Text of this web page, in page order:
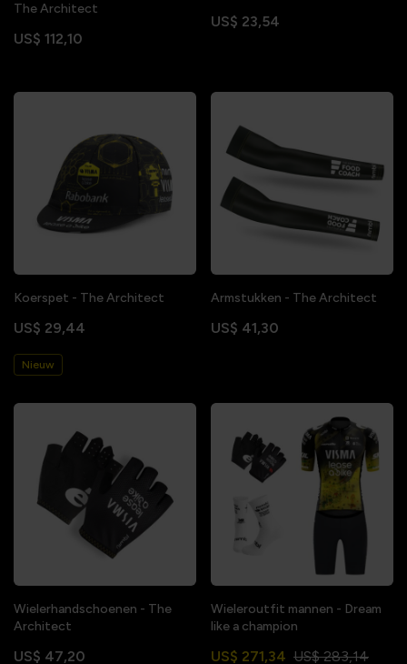
The Architect
US$ 112,10
US$ 23,54
Koerspet - The Architect
US$ 29,44
Nieuw
Armstukken - The Architect
US$ 41,30
Wielerhandschoenen - The
Architect
US$ 47,20
Wieleroutfit mannen - Dream
like a champion
US$ 271,34 US$ 283,14